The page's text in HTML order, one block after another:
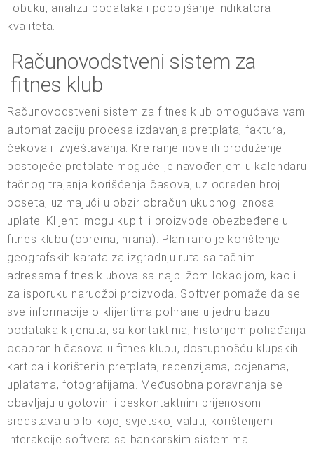
i obuku, analizu podataka i poboljšanje indikatora
kvaliteta.
Računovodstveni sistem za
fitnes klub
Računovodstveni sistem za fitnes klub omogućava vam
automatizaciju procesa izdavanja pretplata, faktura,
čekova i izvještavanja. Kreiranje nove ili produženje
postojeće pretplate moguće je navođenjem u kalendaru
tačnog trajanja korišćenja časova, uz određen broj
poseta, uzimajući u obzir obračun ukupnog iznosa
uplate. Klijenti mogu kupiti i proizvode obezbeđene u
fitnes klubu (oprema, hrana). Planirano je korištenje
geografskih karata za izgradnju ruta sa tačnim
adresama fitnes klubova sa najbližom lokacijom, kao i
za isporuku narudžbi proizvoda. Softver pomaže da se
sve informacije o klijentima pohrane u jednu bazu
podataka klijenata, sa kontaktima, historijom pohađanja
odabranih časova u fitnes klubu, dostupnošću klupskih
kartica i korištenih pretplata, recenzijama, ocjenama,
uplatama, fotografijama. Međusobna poravnanja se
obavljaju u gotovini i beskontaktnim prijenosom
sredstava u bilo kojoj svjetskoj valuti, korištenjem
interakcije softvera sa bankarskim sistemima.